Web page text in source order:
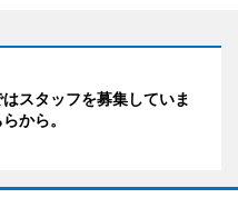
スタッフを募集していま
から。